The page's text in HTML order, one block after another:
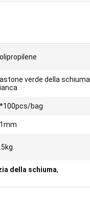
verde della schiuma
bag
della schiuma,